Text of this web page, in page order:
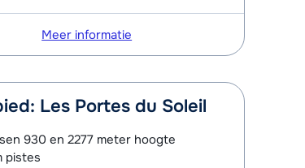
Meer informatie
Les Portes du Soleil
930 en 2277 meter hoogte
pistes